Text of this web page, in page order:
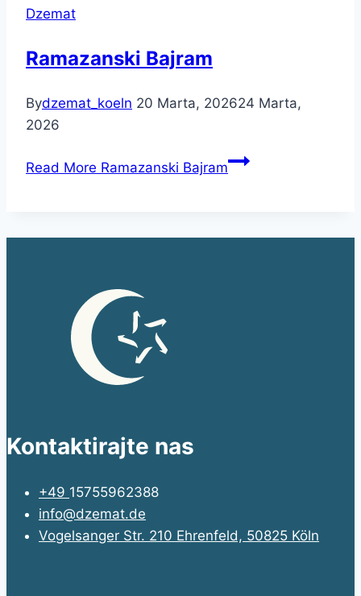
Dzemat
Ramazanski Bajram
Bydzemat_koeln 20 Marta, 202624 Marta,
2026
Read More Ramazanski Bajram
Kontaktirajte nas
+49 15755962388
info@dzemat.de
Vogelsanger Str. 210 Ehrenfeld, 50825 Köln